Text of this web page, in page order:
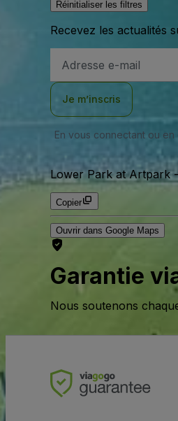
Réinitialiser les filtres
Recevez les actualités
e-
Je m’inscris
En vous connectant ou
Lower Park at Artpark
Copier
Ouvrir dans Google Maps
Garantie
Nous soutenons